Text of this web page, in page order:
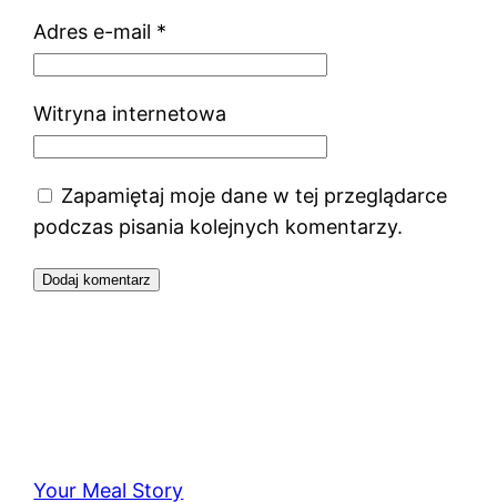
Adres e-mail *
Witryna internetowa
Zapamiętaj moje dane w tej przeglądarce
podczas pisania kolejnych komentarzy.
Your Meal Story